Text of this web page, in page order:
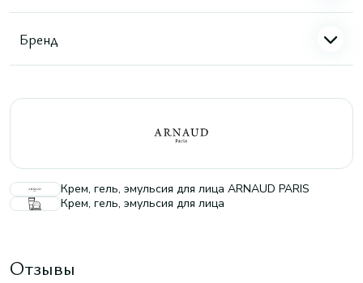
Бренд
Крем, гель, эмульсия для лица ARNAUD PARIS
Крем, гель, эмульсия для лица
Отзывы